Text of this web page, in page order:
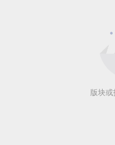
版块